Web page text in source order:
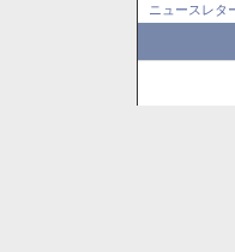
ニュースレタ